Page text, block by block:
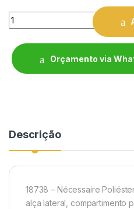
Quantity
Orçamento via
Descrição
18738 – Nécessaire
alça lateral, compartimento